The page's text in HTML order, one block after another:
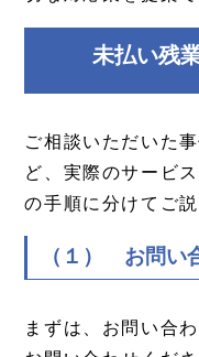
未払い残
ご相談いただいた
ど、実際のサービ
の手順に分けてご
（１） お問い
まずは、お問い合